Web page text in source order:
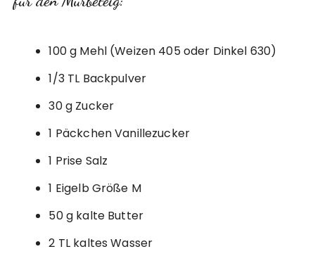
100 g Mehl (Weizen 405 oder Dinkel 630)
1/3 TL Backpulver
30 g Zucker
1 Päckchen Vanillezucker
1 Prise Salz
1 Eigelb Größe M
50 g kalte Butter
2 TL kaltes Wasser